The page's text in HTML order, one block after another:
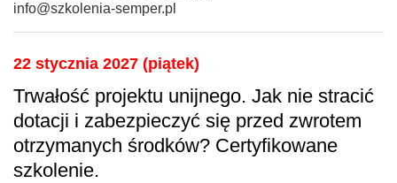
info@szkolenia-semper.pl
22 stycznia 2027 (piątek)
Trwałość projektu unijnego. Jak nie stracić
dotacji i zabezpieczyć się przed zwrotem
otrzymanych środków? Certyfikowane
szkolenie.